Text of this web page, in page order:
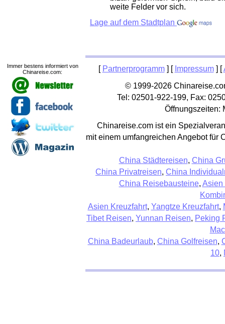
weite Felder vor sich.
Lage auf dem Stadtplan
[ Partnerprogramm] [ Impressum] [
© 1999-2026
Tel: 02501-922-199, Fax:
Öffnungszeiten:
Chinareise.com ist ein
mit einem umfangreichen Angebot für
China Städtereisen, China
China Privatreisen, China
China Reisebausteine, Asien
Asien Kreuzfahrt, Yangtze Kreuzfahrt,
Tibet Reisen, Yunnan Reisen, Peking
China Badeurlaub, China Golfreisen,
10,
Immer bestens informiert von
Chinareise.com: